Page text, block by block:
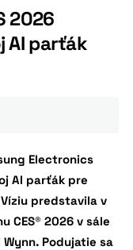
2026
AI parťák
Electronics
AI parťák pre
predstavila v
CES® 2026 v sále
Podujatie sa